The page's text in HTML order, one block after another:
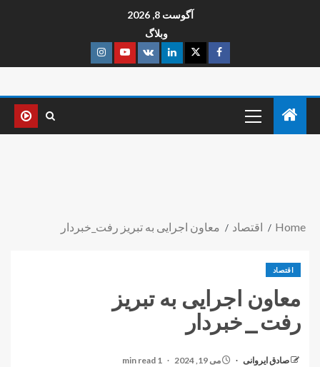
آگوست 8, 2026
وبلاگ
Home اقتصاد معاون اجرایی به تبریز رفت_خبردار
اقتصاد
معاون اجرایی به تبریز
رفت_خبردار
صادق ایروانی می 19, 2024 1 min read